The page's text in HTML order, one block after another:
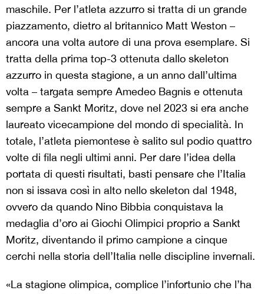
maschile. Per l’atleta azzurro si tratta di un grande
piazzamento, dietro al britannico Matt Weston –
ancora una volta autore di una prova esemplare. Si
tratta della prima top-3 ottenuta dallo skeleton
azzurro in questa stagione, a un anno dall’ultima
volta – targata sempre Amedeo Bagnis e ottenuta
sempre a Sankt Moritz, dove nel 2023 si era anche
laureato vicecampione del mondo di specialità. In
totale, l’atleta piemontese è salito sul podio quattro
volte di fila negli ultimi anni. Per dare l’idea della
portata di questi risultati, basti pensare che l’Italia
non si issava così in alto nello skeleton dal 1948,
ovvero da quando Nino Bibbia conquistava la
medaglia d’oro ai Giochi Olimpici proprio a Sankt
Moritz, diventando il primo campione a cinque
cerchi nella storia dell’Italia nelle discipline invernali.
«La stagione olimpica, complice l’infortunio che l’ha